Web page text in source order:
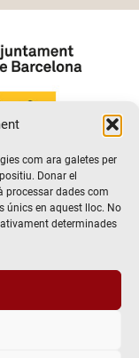
com ara galetes per
Donar el
processar dades com
únics en aquest lloc. No
determinades
drets reservats